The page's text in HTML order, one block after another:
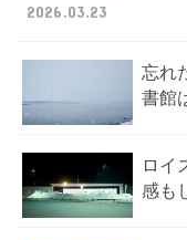
2026.03.23
忘れ
書館
ロイ
感も